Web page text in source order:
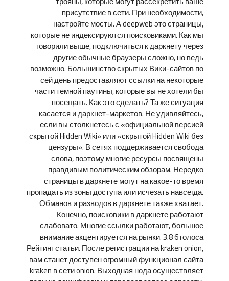
присутствие в сети. При необходимости,
настройте мосты. А deepweb это страницы,
которые не индексируются поисковиками. Как мы
говорили выше, подключиться к даркнету через
другие обычные браузеры сложно, но ведь
возможно. Большинство скрытых Вики-сайтов по
сей день предоставляют ссылки на некоторые
части темной паутины, которые вы не хотели бы
посещать. Как это сделать? Та же ситуация
касается и даркнет-маркетов. Не удивляйтесь,
если вы столкнетесь с «официальной версией
скрытой Hidden Wiki» или «скрытой Hidden Wiki без
цензуры». В сетях поддерживается свобода
слова, поэтому многие ресурсы посвящены
правдивым политическим обзорам. Нередко
страницы в даркнете могут на какое-то время
пропадать из зоны доступа или исчезать навсегда.
Обманов и разводов в даркнете также хватает.
Конечно, поисковики в даркнете работают
слабовато. Многие ссылки работают, большое
внимание акцентируется на рынки. 3.8 6 голоса
Рейтинг статьи. После регистрации на kraken onion,
вам станет доступен огромный функционал сайта
kraken в сети onion. Выходная нода осуществляет